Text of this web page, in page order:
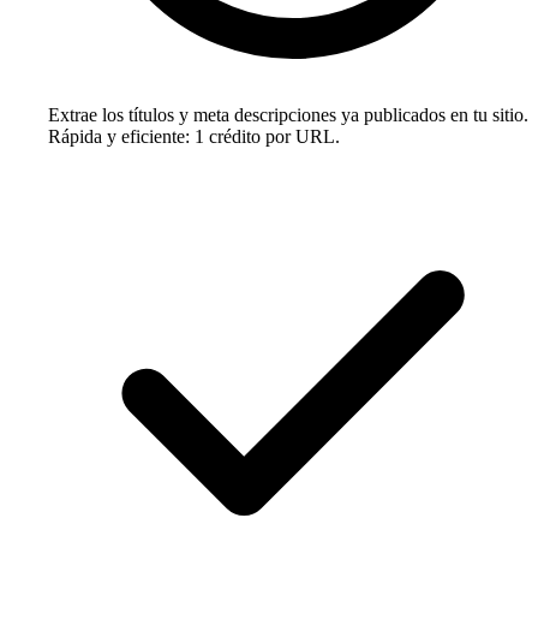
Extrae los títulos y meta descripciones ya publicados en tu sitio.
Rápida y eficiente: 1 crédito por URL.